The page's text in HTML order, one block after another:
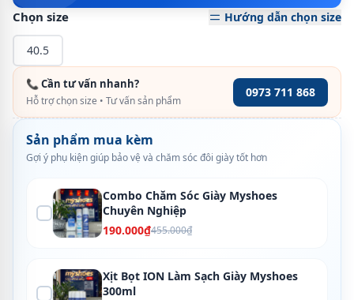
Chọn size Hướng dẫn chọn size
40.5
📞 Cần tư vấn nhanh?
Hỗ trợ chọn size • Tư vấn sản phẩm
0973 711 868
Sản phẩm mua kèm
Gợi ý phụ kiện giúp bảo vệ và chăm sóc đôi giày tốt hơn
Combo Chăm Sóc Giày Myshoes
Chuyên Nghiệp
190.000₫455.000₫
Xịt Bọt ION Làm Sạch Giày Myshoes
300ml